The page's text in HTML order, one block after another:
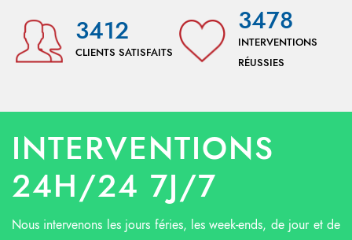
3412
CLIENTS SATISFAITS
3478
INTERVENTIONS
RÉUSSIES
INTERVENTIONS
24H/24 7J/7
Nous intervenons les jours féries, les week-ends, de jour et de